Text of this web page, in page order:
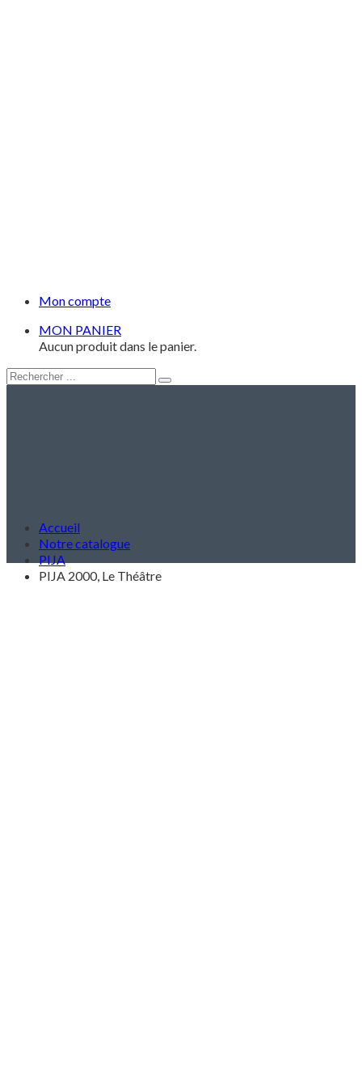
Mon compte
MON PANIER
Aucun produit dans le panier.
Accueil
Notre catalogue
PIJA
PIJA 2000, Le Théâtre